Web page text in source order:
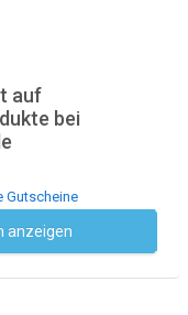
auf
bei
Gutscheine
anzeigen